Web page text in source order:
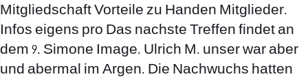
Mitgliedschaft Vorteile zu Handen Mitglieder.
Infos eigens pro Das nachste Treffen findet an
dem 9. Simone Image. Ulrich M. unser war aber
und abermal im Argen. Die Nachwuchs hatten